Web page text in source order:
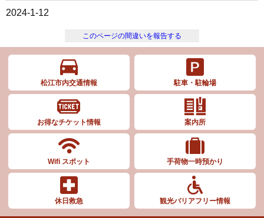
2024-1-12
このページの間違いを報告する
松江市内交通情報 駐車・駐輪場
お得なチケット情報 案内所
Wifi スポット 手荷物一時預かり
休日救急 観光バリアフリー情報